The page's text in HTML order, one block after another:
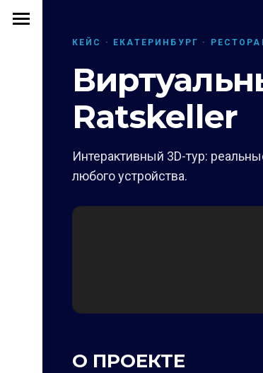
КЕЙС · ЕКАТЕРИНБУРГ ·
Ratskeller
Интерактивный 3D-тур:
любого устройства.
О ПРОЕКТЕ